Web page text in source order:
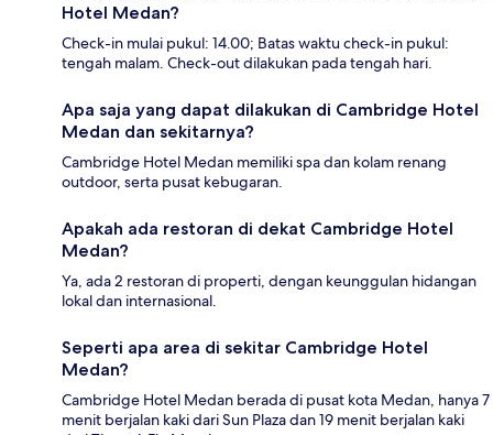
Hotel Medan?
Check-in mulai pukul: 14.00; Batas waktu check-in pukul:
tengah malam. Check-out dilakukan pada tengah hari.
Apa saja yang dapat dilakukan di Cambridge Hotel
Medan dan sekitarnya?
Cambridge Hotel Medan memiliki spa dan kolam renang
outdoor, serta pusat kebugaran.
Apakah ada restoran di dekat Cambridge Hotel
Medan?
Ya, ada 2 restoran di properti, dengan keunggulan hidangan
lokal dan internasional.
Seperti apa area di sekitar Cambridge Hotel
Medan?
Cambridge Hotel Medan berada di pusat kota Medan, hanya 7
menit berjalan kaki dari Sun Plaza dan 19 menit berjalan kaki